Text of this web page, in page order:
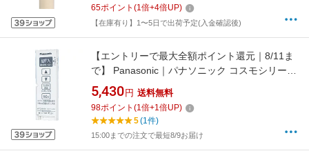
65ポイント (1倍+4倍UP)
【在庫有り】1〜5日で出荷予定(入金確認後)
【エントリーで最大全額ポイント還元｜8/11ま
で】 Panasonic｜パナソニック コスモシリーズ
ワイド21 とったらリモコン用発信器(調光用・3
チャンネル形) WTC5692WK ホワイト
[WTC5692WK]
5,430 円 送料無料
98ポイント (1倍+1倍UP)
5(1件)
15:00までの注文で最短8/9お届け